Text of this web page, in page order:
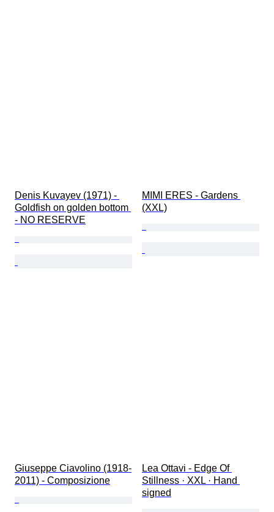
Denis Kuvayev (1971) -
Goldfish on golden bottom
- NO RESERVE
MIMI ERES - Gardens
(XXL)
Giuseppe Ciavolino (1918-
2011) - Composizione
Lea Ottavi - Edge Of
Stillness · XXL · Hand
signed